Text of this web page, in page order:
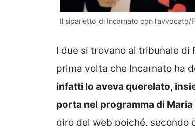
Il siparietto di Incarnato con
I due si trovano al tribunale di
prima volta che Incarnato ha
infatti lo aveva querelato,
porta nel programma di Maria
giro del web poiché,